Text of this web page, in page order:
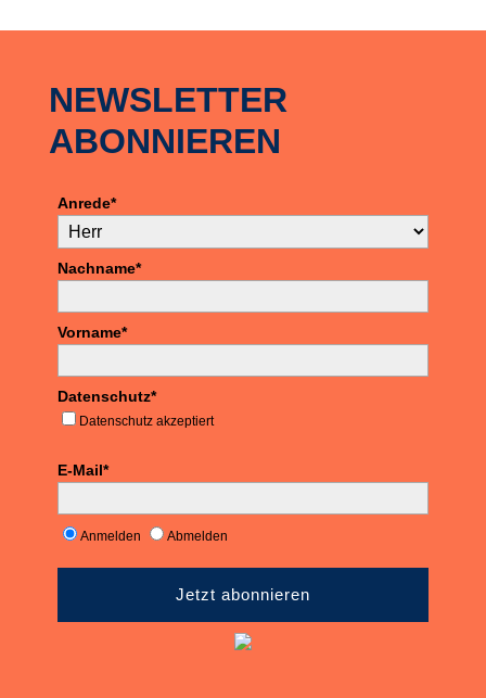
NEWSLETTER
ABONNIEREN